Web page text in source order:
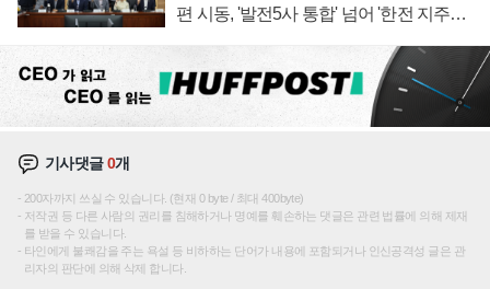
편 시동, '발전5사 통합' 넘어 '한전 지주사'
기사댓글0개
200자까지 쓰실 수 있습니다. (현재 0 byte / 최대 400byte)
저작권 등 다른 사람의 권리를 침해하거나 명예를 훼손하는 댓글은 관련 법률에 의해 제재
를 받을 수 있습니다.
타인에게 불쾌감을 주는 욕설 등 비하하는 단어가 내용에 포함되거나 인신공격성 글은 관
리자의 판단에 의해 삭제 합니다.